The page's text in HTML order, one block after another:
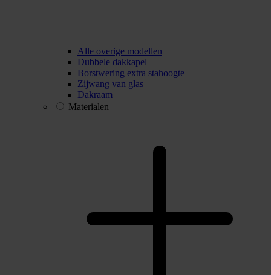
Alle overige modellen
Dubbele dakkapel
Borstwering extra stahoogte
Zijwang van glas
Dakraam
Materialen